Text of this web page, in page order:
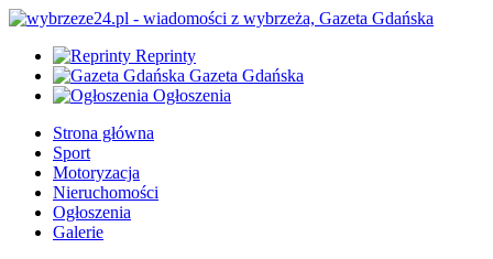
Reprinty
Gazeta Gdańska
Ogłoszenia
Strona główna
Sport
Motoryzacja
Nieruchomości
Ogłoszenia
Galerie